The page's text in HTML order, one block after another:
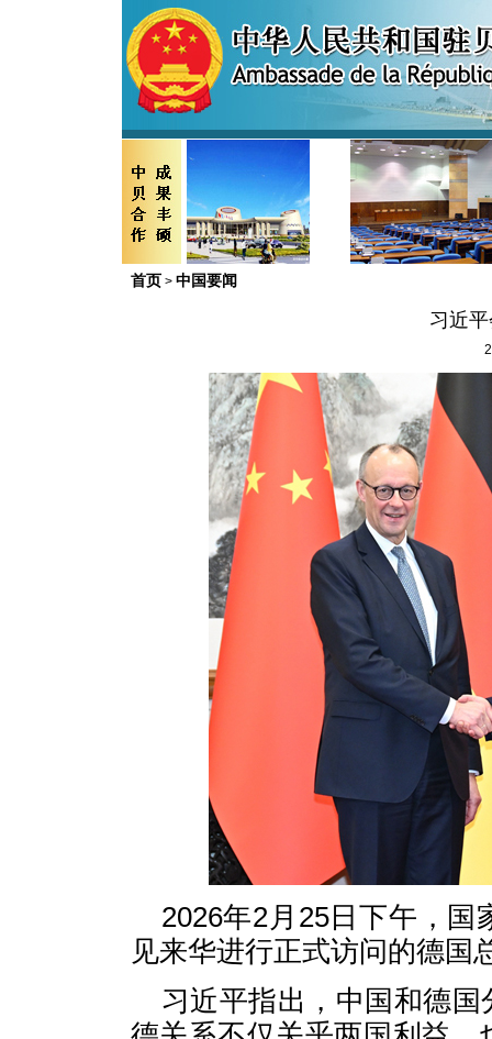
首页 > 中国要闻
习近
2026年2月25日下午，
见来华进行正式访问的德国
习近平指出，中国和德